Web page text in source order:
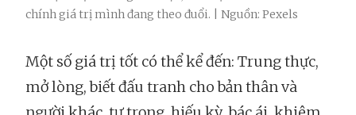
chính giá trị mình đang theo đuổi. | Nguồn: Pexels
Một số giá trị tốt có thể kể đến: Trung thực,
mở lòng, biết đấu tranh cho bản thân và